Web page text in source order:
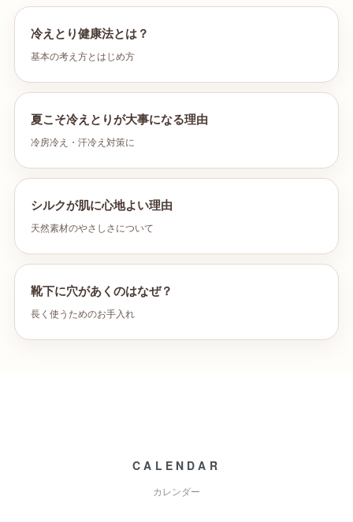
冷えとり健康法とは？
基本の考え方とはじめ方
夏こそ冷えとりが大事になる理由
冷房冷え・汗冷え対策に
シルクが肌に心地よい理由
天然素材のやさしさについて
靴下に穴があくのはなぜ？
長く使うためのお手入れ
CALENDAR
カレンダー